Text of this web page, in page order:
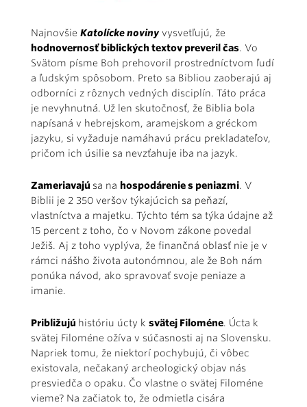
Najnovšie Katolícke novinyvysvetľujú, že
hodnovernosť biblických textov preveril čas. Vo
Svätom písme Boh prehovoril prostredníctvom ľudí
a ľudským spôsobom. Preto sa Bibliou zaoberajú aj
odborníci z rôznych vedných disciplín. Táto práca
je nevyhnutná. Už len skutočnosť, že Biblia bola
napísaná v hebrejskom, aramejskom a gréckom
jazyku, si vyžaduje namáhavú prácu prekladateľov,
pričom ich úsilie sa nevzťahuje iba na jazyk.
Zameriavajú sa na hospodárenie s peniazmi. V
Biblii je 2 350 veršov týkajúcich sa peňazí,
vlastníctva a majetku. Týchto tém sa týka údajne až
15 percent z toho, čo v Novom zákone povedal
Ježiš. Aj z toho vyplýva, že finančná oblasť nie je v
rámci nášho života autonómnou, ale že Boh nám
ponúka návod, ako spravovať svoje peniaze a
imanie.
Približujú históriu úcty k svätej Filoméne. Úcta k
svätej Filoméne ožíva v súčasnosti aj na Slovensku.
Napriek tomu, že niektorí pochybujú, či vôbec
existovala, nečakaný archeologický objav nás
presviedča o opaku. Čo vlastne o svätej Filoméne
vieme? Na začiatok to, že odmietla cisára